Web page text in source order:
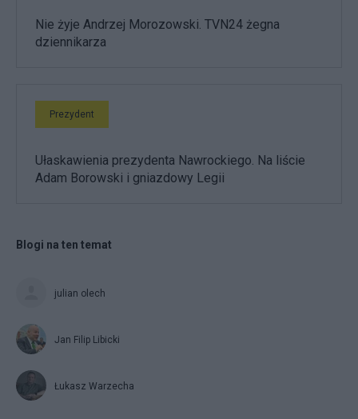
Nie żyje Andrzej Morozowski. TVN24 żegna
dziennikarza
Prezydent
Ułaskawienia prezydenta Nawrockiego. Na liście
Adam Borowski i gniazdowy Legii
Blogi na ten temat
julian olech
Jan Filip Libicki
Łukasz Warzecha